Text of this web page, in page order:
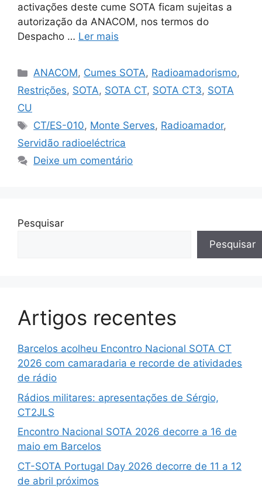
activações deste cume SOTA ficam sujeitas a
autorização da ANACOM, nos termos do
Despacho … Ler mais
Categorias
ANACOM, Cumes SOTA, Radioamadorismo,
Restrições, SOTA, SOTA CT, SOTA CT3, SOTA
CU
Etiquetas
CT/ES-010, Monte Serves, Radioamador,
Servidão radioeléctrica
Deixe um comentário
Pesquisar
Pesquisar
Artigos recentes
Barcelos acolheu Encontro Nacional SOTA CT
2026 com camaradaria e recorde de atividades
de rádio
Rádios militares: apresentações de Sérgio,
CT2JLS
Encontro Nacional SOTA 2026 decorre a 16 de
maio em Barcelos
CT-SOTA Portugal Day 2026 decorre de 11 a 12
de abril próximos